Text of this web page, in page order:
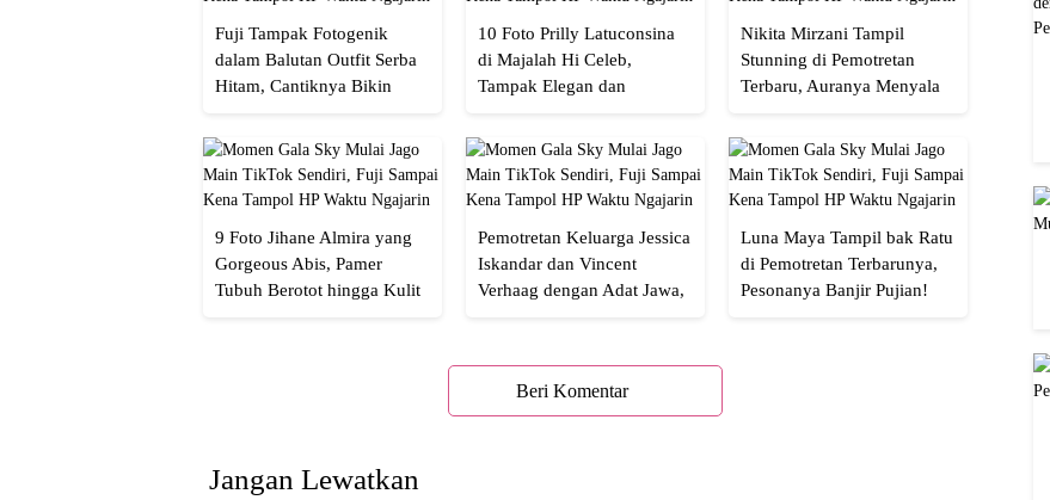
Fuji Tampak Fotogenik
dalam Balutan Outfit Serba
Hitam, Cantiknya Bikin
10 Foto Prilly Latuconsina
di Majalah Hi Celeb,
Tampak Elegan dan
Nikita Mirzani Tampil
Stunning di Pemotretan
Terbaru, Auranya Menyala
9 Foto Jihane Almira yang
Gorgeous Abis, Pamer
Tubuh Berotot hingga Kulit
Pemotretan Keluarga Jessica
Iskandar dan Vincent
Verhaag dengan Adat Jawa,
Luna Maya Tampil bak Ratu
di Pemotretan Terbarunya,
Pesonanya Banjir Pujian!
Beri Komentar
Jangan Lewatkan